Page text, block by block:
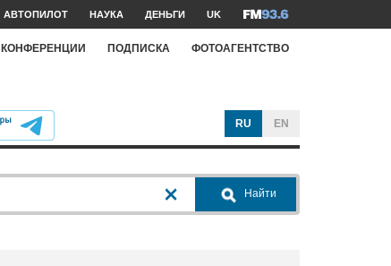
АВТОПИЛОТ НАУКА ДЕНЬГИ UK
КОНФЕРЕНЦИИ ПОДПИСКА ФОТОАГЕНТСТВО
RU EN
Найти